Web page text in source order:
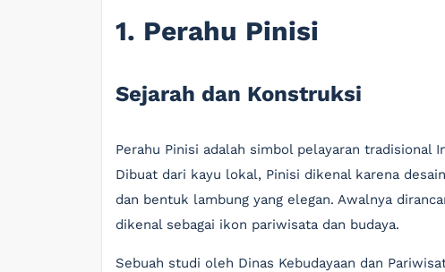
1. Perahu Pinisi
Sejarah dan Konstruksi
Perahu Pinisi adalah simbol pelayaran tradisional
Dibuat dari kayu lokal, Pinisi dikenal karena
dan bentuk lambung yang elegan. Awalnya
dikenal sebagai ikon pariwisata dan budaya.
Sebuah studi oleh Dinas Kebudayaan dan